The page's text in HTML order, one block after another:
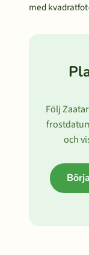
med
Följ
och